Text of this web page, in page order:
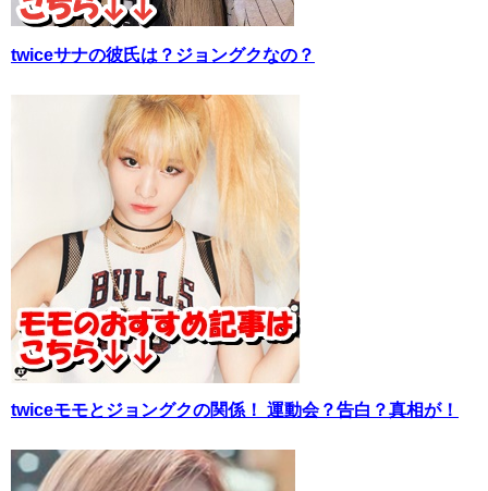
twiceサナの彼氏は？ジョングクなの？
twiceモモとジョングクの関係！ 運動会？告白？真相が！